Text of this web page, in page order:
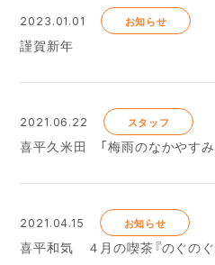
2023.01.01 お知らせ
謹賀新年
2021.06.22 スタッフ
喜平久米田 「梅雨のなかやすみ
2021.04.15 お知らせ
喜平和気 ４月の喫茶『のぐのぐ